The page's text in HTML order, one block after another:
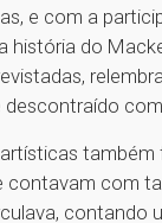
e com a
história do
contavam com
contando